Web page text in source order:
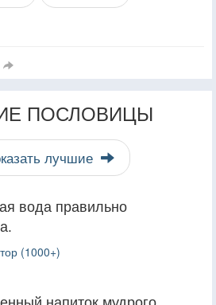
ПОСЛОВИЦЫ
лучшие
вода правильно
(1000+)